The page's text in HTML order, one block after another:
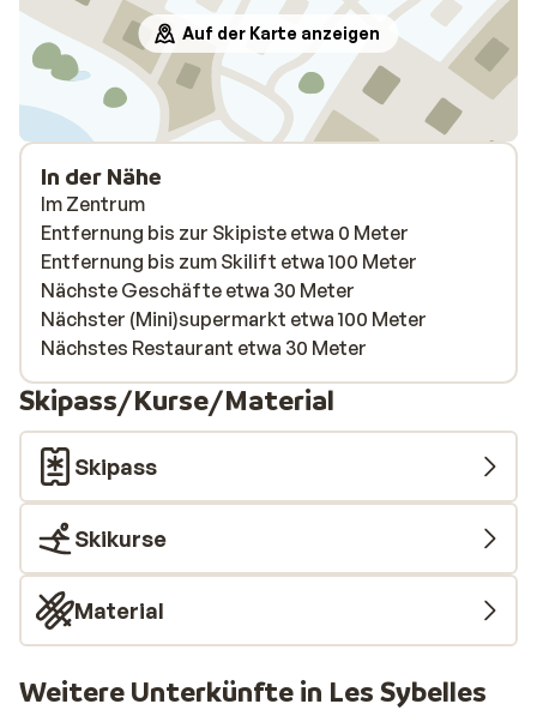
Auf der Karte anzeigen
In der Nähe
Im Zentrum
Entfernung bis zur Skipiste etwa 0 Meter
Entfernung bis zum Skilift etwa 100 Meter
Nächste Geschäfte etwa 30 Meter
Nächster (Mini)supermarkt etwa 100 Meter
Nächstes Restaurant etwa 30 Meter
Skipass/Kurse/Material
Skipass
Skikurse
Material
Weitere Unterkünfte in Les Sybelles